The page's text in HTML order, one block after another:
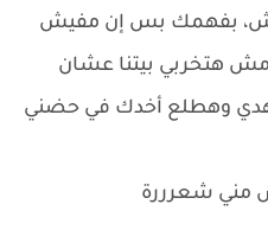
بفهمك بس إن مفيش
هتخربي بيتنا عشان
وهطلع أخدك في حضني
مني شعرررة